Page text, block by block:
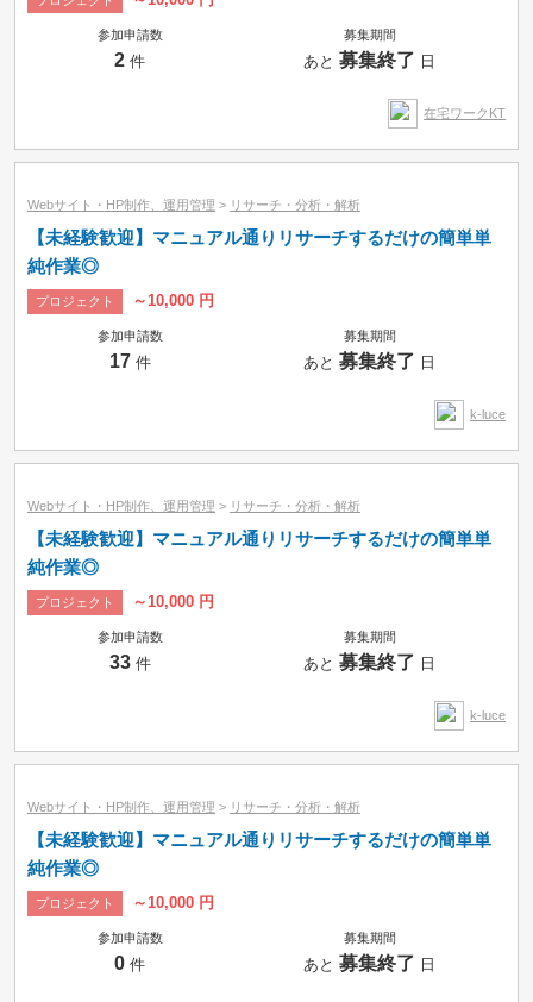
参加申請数
2 件
募集期間
あと募集終了 日
在宅ワークKT
Webサイト・HP制作、運用管理 > リサーチ・分析・解析
【未経験歓迎】マニュアル通りリサーチするだけの簡単単
純作業◎
プロジェクト ～10,000 円
参加申請数
17 件
募集期間
あと募集終了 日
k-luce
Webサイト・HP制作、運用管理 > リサーチ・分析・解析
【未経験歓迎】マニュアル通りリサーチするだけの簡単単
純作業◎
プロジェクト ～10,000 円
参加申請数
33件
募集期間
あと募集終了 日
k-luce
Webサイト・HP制作、運用管理 > リサーチ・分析・解析
【未経験歓迎】マニュアル通りリサーチするだけの簡単単
純作業◎
プロジェクト ～10,000 円
参加申請数
0 件
募集期間
あと募集終了 日